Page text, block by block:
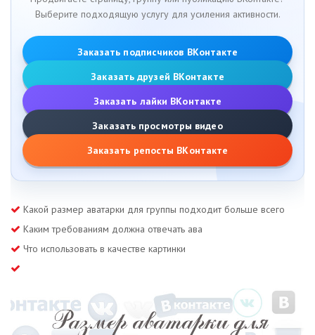
Выберите подходящую услугу для усиления активности.
Заказать подписчиков ВКонтакте
Заказать друзей ВКонтакте
Заказать лайки ВКонтакте
Заказать просмотры видео
Заказать репосты ВКонтакте
Какой размер аватарки для группы подходит больше всего
Каким требованиям должна отвечать ава
Что использовать в качестве картинки